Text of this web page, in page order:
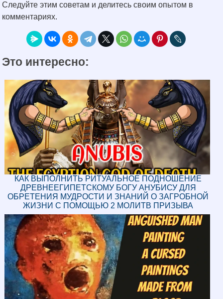
Следуйте этим советам и делитесь своим опытом в
комментариях.
Это интересно:
КАК ВЫПОЛНИТЬ РИТУАЛЬНОЕ ПОДНОШЕНИЕ
ДРЕВНЕЕГИПЕТСКОМУ БОГУ АНУБИСУ ДЛЯ
ОБРЕТЕНИЯ МУДРОСТИ И ЗНАНИЙ О ЗАГРОБНОЙ
ЖИЗНИ С ПОМОЩЬЮ 2 МОЛИТВ ПРИЗЫВА